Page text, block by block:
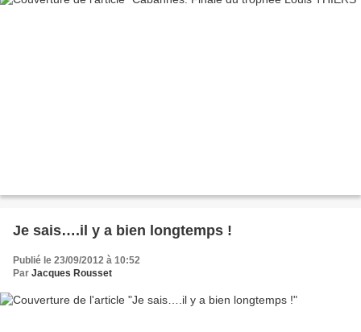
Je sais….il y a bien longtemps !
Publié le 23/09/2012 à 10:52
Par Jacques Rousset